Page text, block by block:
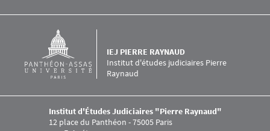
Institut d'études judiciaires Pierre
Raynaud
IEJ PIERRE RAYNAUD
Institut d'Études Judiciaires "Pierre Raynaud"
12 place du Panthéon - 75005 Paris